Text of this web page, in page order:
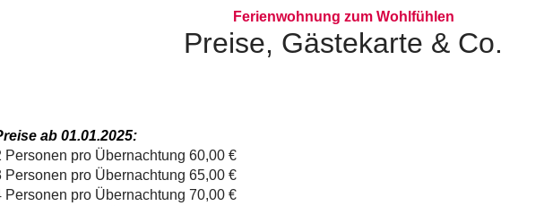
Ferienwohnung zum Wohlfühlen
Preise, Gästekarte & Co.
ab 01.01.2025:
Personen pro Übernachtung 60,00 €
Personen pro Übernachtung 65,00 €
Personen pro Übernachtung 70,00 €